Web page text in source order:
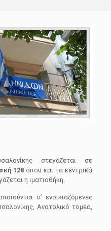
στεγάζεται σε
128 όπου και τα κεντρικά
η ιματιοθήκη.
σ’ ενοικιαζόμενες
Ανατολικό τομέα,